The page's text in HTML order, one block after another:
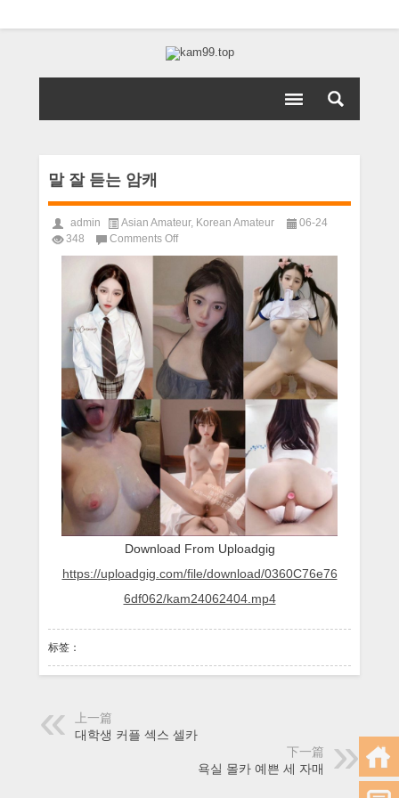
말 잘 듣는 암캐
admin Asian Amateur, Korean Amateur
06-24
348
Comments Offon
말
듣
는
암
캐
Download From Uploadgig
https://uploadgig.com/file/download/0360C76e76
6df062/kam24062404.mp4
标签：
上一篇
대학생 커플 섹스 셀카
下一篇
욕실 몰카 예쁜 세 자매